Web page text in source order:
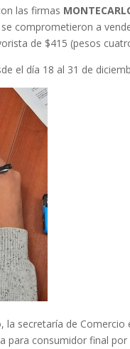
las firmas
comprometieron a
de $415 (pesos
el día 18 al 31 de
la secretaría de
para consumidor final